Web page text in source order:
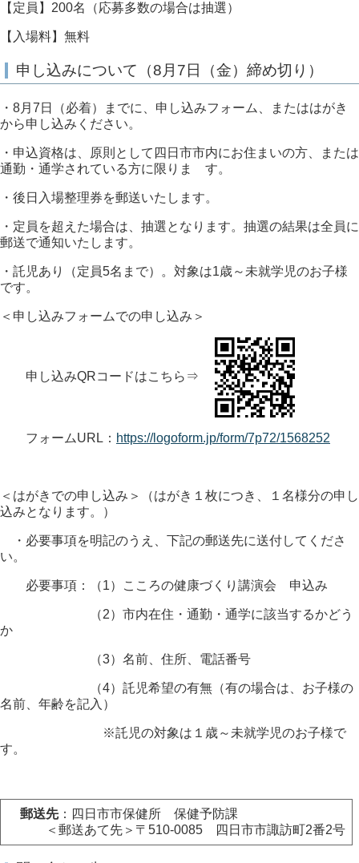
【定員】200名（応募多数の場合は抽選）
【入場料】無料
申し込みについて（8月7日（金）締め切り）
・8月7日（必着）までに、申し込みフォーム、またははがき
から申し込みください。
・申込資格は、原則として四日市市内にお住まいの方、または
通勤・通学されている方に限りま す。
・後日入場整理券を郵送いたします。
・定員を超えた場合は、抽選となります。抽選の結果は全員に
郵送で通知いたします。
・託児あり（定員5名まで）。対象は1歳～未就学児のお子様
です。
＜申し込みフォームでの申し込み＞
申し込みQRコードはこちら⇒
フォームURL： https://logoform.jp/form/7p72/1568252
＜はがきでの申し込み＞（はがき１枚につき、１名様分の申し
込みとなります。）
・必要事項を明記のうえ、下記の郵送先に送付してくださ
い。
必要事項：（1）こころの健康づくり講演会 申込み
（2）市内在住・通勤・通学に該当するかどう
か
（3）名前、住所、電話番号
（4）託児希望の有無（有の場合は、お子様の
名前、年齢を記入）
※託児の対象は１歳～未就学児のお子様で
す。
郵送先：四日市市保健所 保健予防課
＜郵送あて先＞〒510-0085 四日市市諏訪町2番2号